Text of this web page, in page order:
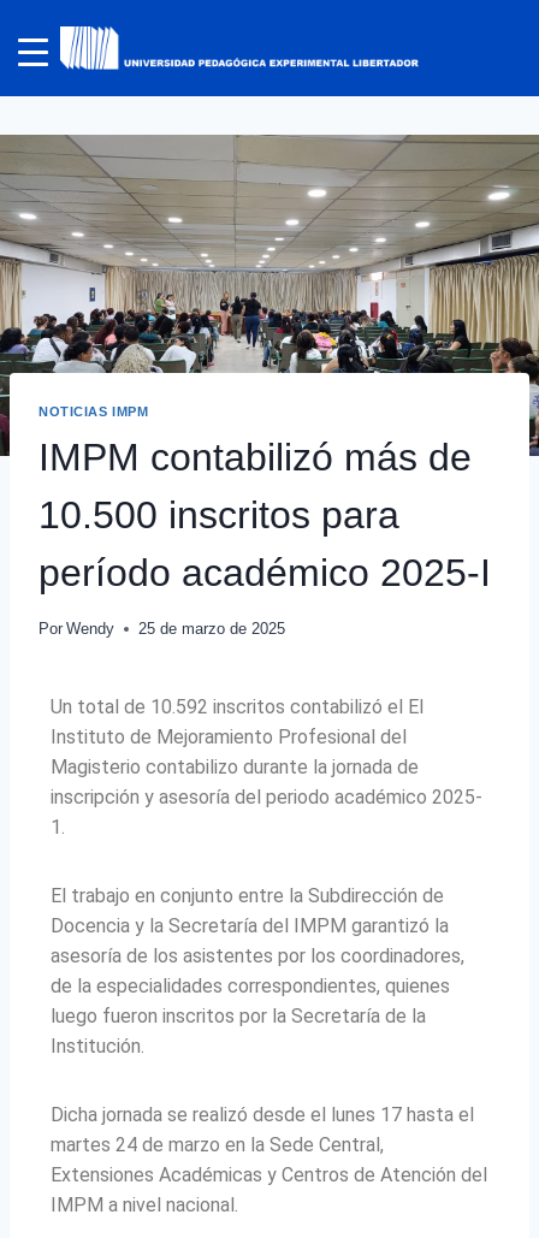
NOTICIAS IMPM
IMPM contabilizó más de
10.500 inscritos para
período académico 2025-I
Por Wendy 25 de marzo de 2025
Un total de 10.592 inscritos contabilizó el El
Instituto de Mejoramiento Profesional del
Magisterio contabilizo durante la jornada de
inscripción y asesoría del periodo académico 2025-
1.
El trabajo en conjunto entre la Subdirección de
Docencia y la Secretaría del IMPM garantizó la
asesoría de los asistentes por los coordinadores,
de la especialidades correspondientes, quienes
luego fueron inscritos por la Secretaría de la
Institución.
Dicha jornada se realizó desde el lunes 17 hasta el
martes 24 de marzo en la Sede Central,
Extensiones Académicas y Centros de Atención del
IMPM a nivel nacional.